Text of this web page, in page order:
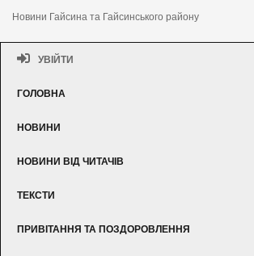
Новини Гайсина та Гайсинського району
УВІЙТИ
ГОЛОВНА
НОВИНИ
НОВИНИ ВІД ЧИТАЧІВ
ТЕКСТИ
ПРИВІТАННЯ ТА ПОЗДОРОВЛЕННЯ